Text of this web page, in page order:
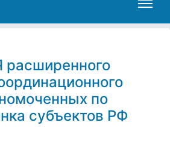
по
субъектов РФ